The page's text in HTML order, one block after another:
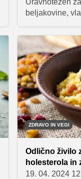
Uravnotežen
beljakovine,
jutranji obrok,
možnosti, kot
toast s prelivi,
ZDRAVO IN VEGI
Odlično živilo
holesterola in
19. 04. 2024